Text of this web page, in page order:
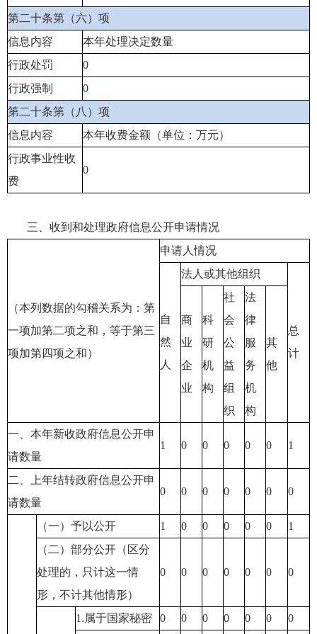
第二十条第（六）项
信息内容
本年处理决定数量
行政处罚
0
行政强制
0
第二十条第（八）项
信息内容
本年收费金额（单位：万元）
行政事业性收
费
0
三、收到和处理政府信息公开申请情况
（本列数据的勾稽关系为：第
一项加第二项之和，等于第三
项加第四项之和）
申请人情况
自
然
人
法人或其他组织
总
计
商
业
企
业
科
研
机
构
社
会
公
益
组
织
法
律
服
务
机
构
其
他
一、本年新收政府信息公开申
请数量
1 0 0 0 0 0 1
二、上年结转政府信息公开申
请数量
0 0 0 0 0 0 0
（一）予以公开 1 0 0 0 0 0
1
（二）部分公开（区分
处理的，只计这一情
形，不计其他情形）
0 0 0 0 0 0 0
1.属于国家秘密 0 0 0 0 0 0
0